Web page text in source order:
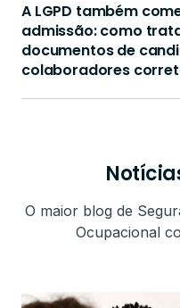
A LGPD também
admissão: como
documentos de
colaboradores
O maior blog de
Ocupacional